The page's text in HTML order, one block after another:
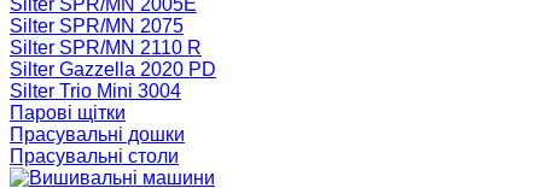
Silter SPR/MN 2005E
Silter SPR/MN 2075
Silter SPR/MN 2110 R
Silter Gazzella 2020 PD
Silter Trio Mini 3004
Парові щітки
Прасувальні дошки
Прасувальні столи